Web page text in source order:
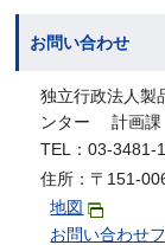
お問い合わせ
独立行政法人
ンター 計画課
TEL：03-3481-
住所：〒151-
地図
お問い合わせ